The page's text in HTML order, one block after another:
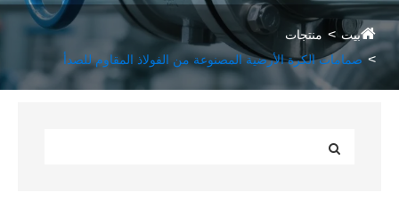
بيت
منتجات
صمامات الكرة الأرضية المصنوعة من الفولاذ المقاوم للصدأ